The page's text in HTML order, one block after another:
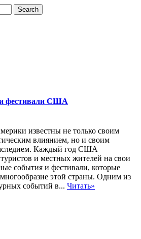
фестивали США
известны не только своим
влиянием, но и своим
Каждый год США
и местных жителей на свои
события и фестивали, которые
этой страны. Одним из
событий в... Читать»